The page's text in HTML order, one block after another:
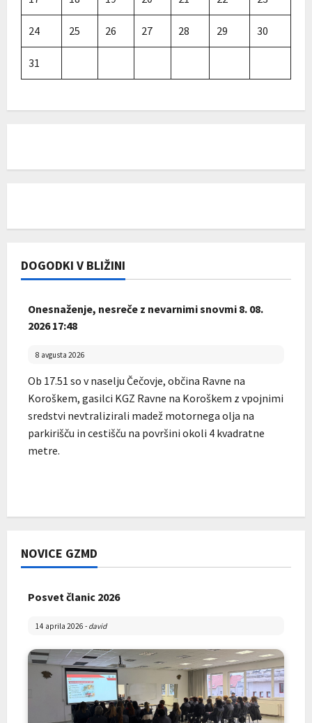
24 25 26 27 28 29 30
31
DOGODKI V BLIŽINI
Onesnaženje, nesreče z nevarnimi snovmi 8. 08.
2026 17:48
8 avgusta 2026
Ob 17.51 so v naselju Čečovje, občina Ravne na
Koroškem, gasilci KGZ Ravne na Koroškem z vpojnimi
sredstvi nevtralizirali madež motornega olja na
parkirišču in cestišču na površini okoli 4 kvadratne
metre.
NOVICE GZMD
Posvet članic 2026
14 aprila 2026 - david